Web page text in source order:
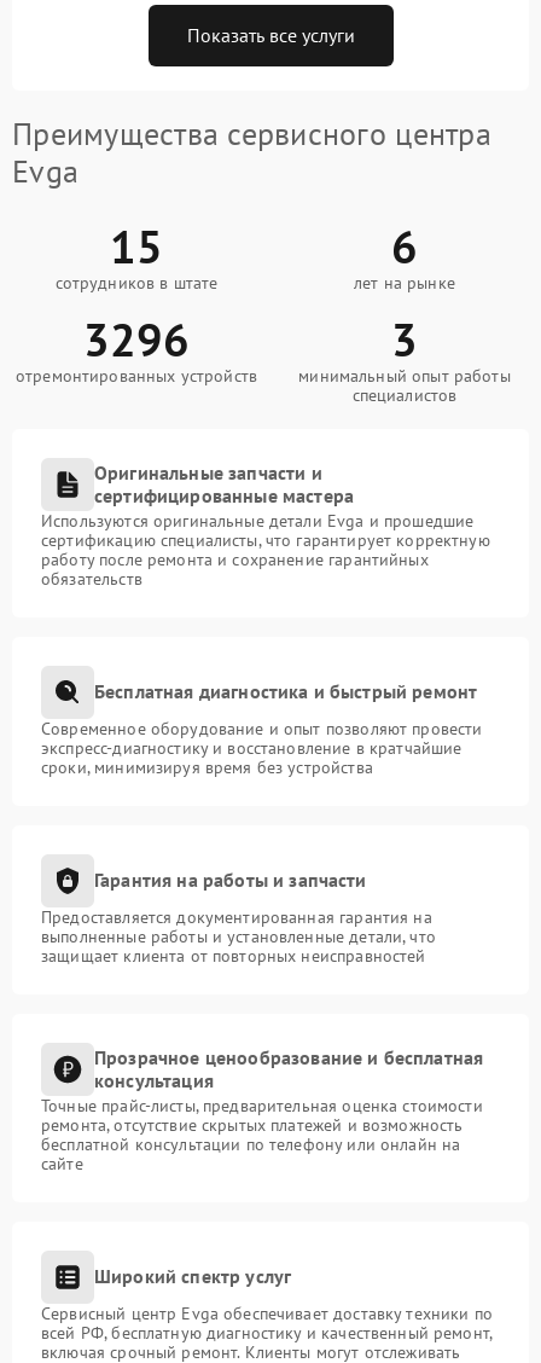
Показать все услуги
Преимущества сервисного центра
Evga
15
сотрудников в штате
6
лет на рынке
3296
отремонтированных устройств
3
минимальный опыт работы
специалистов
Оригинальные запчасти и
сертифицированные мастера
Используются оригинальные детали Evga и прошедшие
сертификацию специалисты, что гарантирует корректную
работу после ремонта и сохранение гарантийных
обязательств
Бесплатная диагностика и быстрый ремонт
Современное оборудование и опыт позволяют провести
экспресс-диагностику и восстановление в кратчайшие
сроки, минимизируя время без устройства
Гарантия на работы и запчасти
Предоставляется документированная гарантия на
выполненные работы и установленные детали, что
защищает клиента от повторных неисправностей
Прозрачное ценообразование и бесплатная
консультация
Точные прайс-листы, предварительная оценка стоимости
ремонта, отсутствие скрытых платежей и возможность
бесплатной консультации по телефону или онлайн на
сайте
Широкий спектр услуг
Сервисный центр Evga обеспечивает доставку техники по
всей РФ, бесплатную диагностику и качественный ремонт,
включая срочный ремонт. Клиенты могут отслеживать